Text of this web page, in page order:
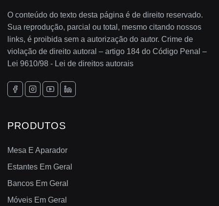
O conteúdo do texto desta página é de direito reservado.
Sua reprodução, parcial ou total, mesmo citando nossos
links, é proibida sem a autorização do autor. Crime de
violação de direito autoral – artigo 184 do Código Penal –
Lei 9610/98 - Lei de direitos autorais
PRODUTOS
Mesa E Aparador
Estantes Em Geral
Bancos Em Geral
Móveis Em Geral